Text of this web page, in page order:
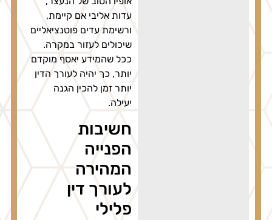
עדות אליבי אם קיימת,
ורשימת עדים פוטנציאליים
שיכולים לעזור במקרה.
ככל שהמידע יאסף מוקדם
יותר, כך יהיה לעורך הדין
יותר זמן להכין הגנה
יעילה.
חשיבות
הפנייה
המהירה
לעורך דין
פלילי